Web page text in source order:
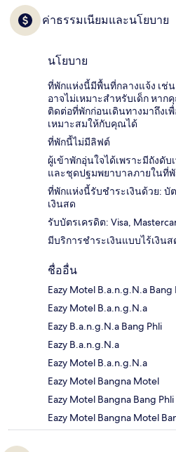
ค่าธรรมเนียมและนโยบาย
นโยบาย
ที่พักแห่งนี้มีพื้นที่กลางแจ้ง เช่น
อาจไม่เหมาะสำหรับเด็ก หา
ติดต่อที่พักก่อนเดินทางมาถึงเ
เหมาะสมให้กับคุณได้
ที่พักนี้ไม่มีลิฟต์
ผู้เข้าพักอุ่นใจได้เพราะมีถังดั
และชุดปฐมพยาบาลภายในที่
ที่พักแห่งนี้รับชำระเงินด้วย: บั
เงินสด
รับบัตรเครดิต: Visa,
มีบริการชำระเงินแบบไร้เงินส
ชื่ออื่น
Eazy Motel B.a.n.g.N.a Bang
Eazy Motel B.a.n.g.N.a
Eazy B.a.n.g.N.a Bang Phli
Eazy B.a.n.g.N.a
Eazy Motel B.a.n.g.N.a
Eazy Motel Bangna Motel
Eazy Motel Bangna Bang Phli
Eazy Motel Bangna Motel